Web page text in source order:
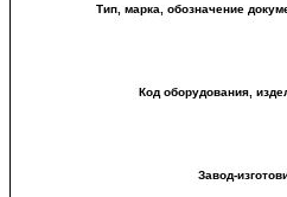
Тип, марка, обозначение
Код оборудования,
Завод-